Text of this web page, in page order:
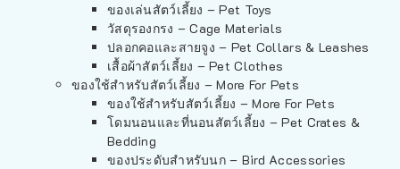
ของเล่นสัตว์เลี้ยง – Pet Toys
วัสดุรองกรง – Cage Materials
ปลอกคอและสายจูง – Pet Collars & Leashes
เสื้อผ้าสัตว์เลี้ยง – Pet Clothes
ของใช้สำหรับสัตว์เลี้ยง – More For Pets
ของใช้สำหรับสัตว์เลี้ยง – More For Pets
โดมนอนและที่นอนสัตว์เลี้ยง – Pet Crates &
Bedding
ของประดับสำหรับนก – Bird Accessories